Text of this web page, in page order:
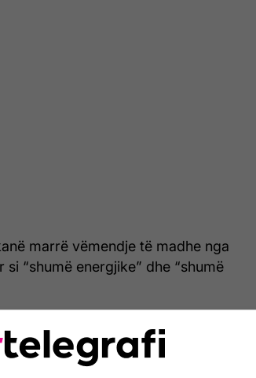
marrë vëmendje të madhe nga
“shumë energjike” dhe “shumë